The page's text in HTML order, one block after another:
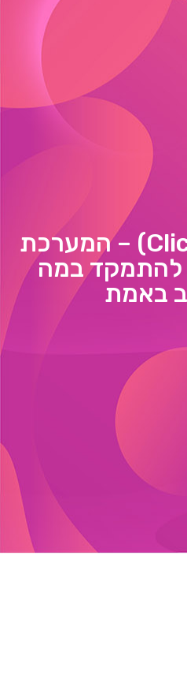
קליקאפ (ClickUp) – המערכת
להתמקד במה
באמת